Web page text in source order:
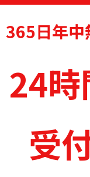
365日年中
24時
受